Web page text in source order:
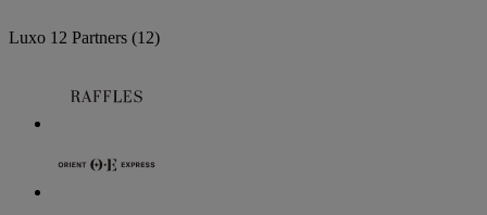
Luxo 12 Partners (12)